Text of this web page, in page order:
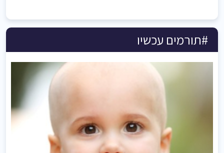
#תורמים עכשיו